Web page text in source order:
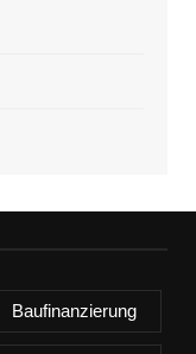
Baufinanzierung